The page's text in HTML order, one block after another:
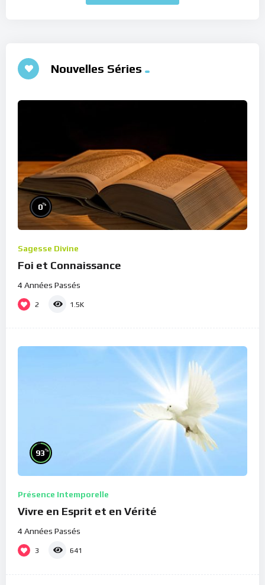
Nouvelles Séries
0%
Sagesse Divine
Foi et Connaissance
4 Années Passés
2 1.5K
93%
Présence Intemporelle
Vivre en Esprit et en Vérité
4 Années Passés
3 641